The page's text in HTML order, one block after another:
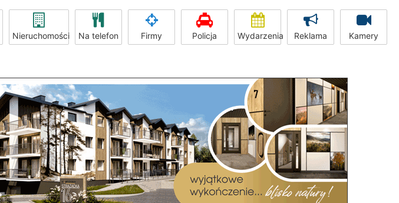
Nieruchomości Na telefon Firmy Policja Wydarzenia Reklama Kamery